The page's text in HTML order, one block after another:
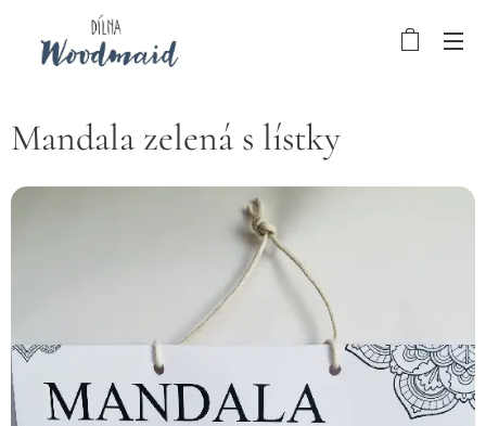
Mandala zelená s lístky